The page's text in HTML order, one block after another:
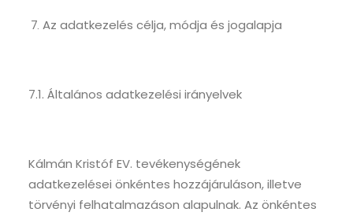
Az adatkezelés célja, módja és jogalapja
7.1. Általános adatkezelési irányelvek
Kálmán Kristóf EV. tevékenységének
adatkezelései önkéntes hozzájáruláson, illetve
törvényi felhatalmazáson alapulnak. Az önkéntes